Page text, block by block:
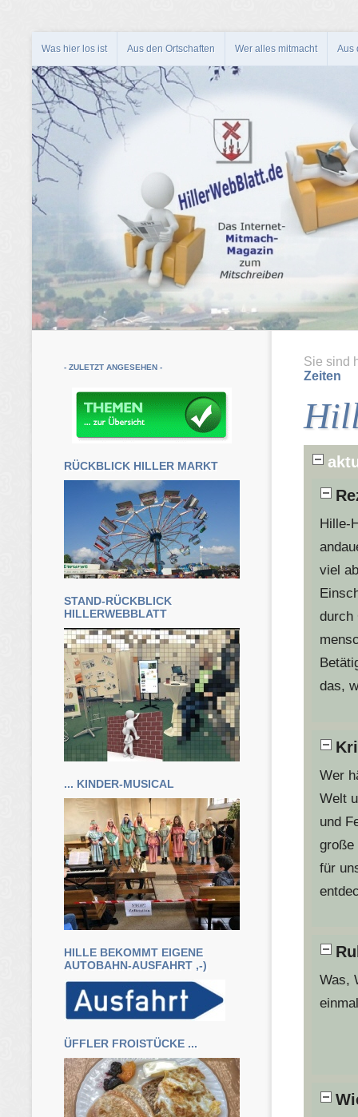
Was hier los ist Aus den Ortschaften Wer alles mitmacht Aus
- ZULETZT ANGESEHEN -
RÜCKBLICK HILLER MARKT
STAND-RÜCKBLICK
HILLERWEBBLATT
... KINDER-MUSICAL
HILLE BEKOMMT EIGENE
AUTOBAHN-AUSFAHRT ,-)
ÜFFLER FROISTÜCKE ...
Sie sind
Zeiten
Hille-
viel
durch
das,
Wer
Welt
und
große
für
Was,